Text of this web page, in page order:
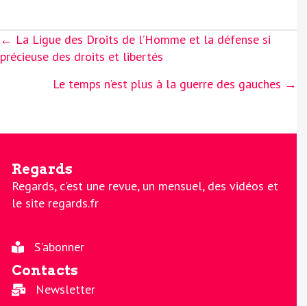
Posts
navigation
← La Ligue des Droits de l’Homme et la défense si
précieuse des droits et libertés
Le temps n’est plus à la guerre des gauches →
Regards
Regards, c'est une revue, un mensuel, des vidéos et
le site regards.fr
S'abonner
Contacts
Newsletter